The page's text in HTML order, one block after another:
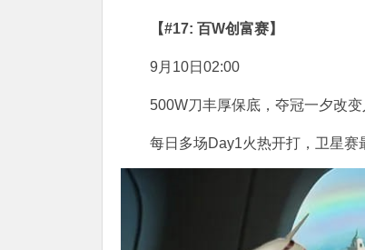
【#17: 百W创富赛】
9月10日02:00
500W刀丰厚保底，夺冠一夕改变
每日多场Day1火热开打，卫星赛